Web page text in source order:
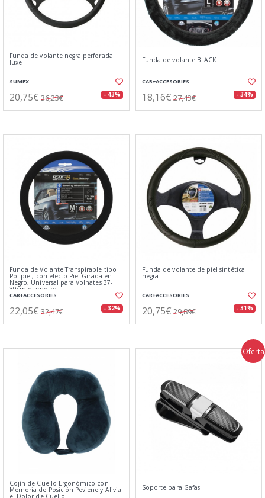
Funda de volante negra perforada
luxe
SUMEX
20,75€ 36,23€ - 43%
Funda de volante BLACK
CAR+ACCESORIES
18,16€ 27,43€ - 34%
Funda de Volante Transpirable tipo
Polipiel, con efecto Piel Girada en
Negro, Universal para Volnates 37-
39cm diametro
CAR+ACCESORIES
22,05€ 32,47€ - 32%
Funda de volante de piel sintética
negra
CAR+ACCESORIES
20,75€ 29,89€ - 31%
Cojín de Cuello Ergonómico con
Memoria de Posición Peviene y Alivia
el Dolor de Cuello
Oferta
Soporte para Gafas